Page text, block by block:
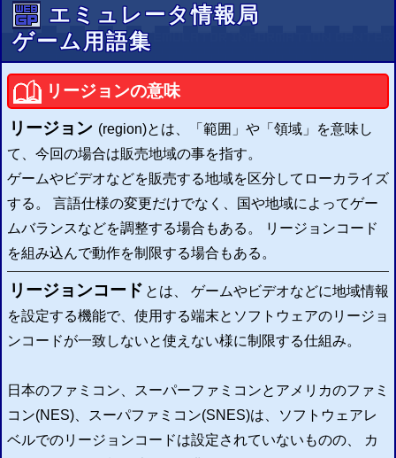
セーブエディター.comを公開 セーブデータ改造ツールや掲示板など
2015/12/23
ゲームセンターCX スーパーマリオメーカーに生挑戦SP
で紹介されたコースID特集
2015/09/11
PS3
GTA5グランド・セフト・オートV
PS3
2015/08/23
セーブエディターを更新 チェックサム修正設定を追加
以下のタイトルなどの修正設定が可能
バイオハザード5 」 「
2015/06/06
PS3
セーブアカウントID書換システムを開発 ユーザー変更可
2015/05/23
PS3セーブエディター を開発 セーブデータ改造ウェブシステム
2015/03/19
Flashマルチエミュレーターを配信開始 (FC SFC GB GBA SEGA)
2015/03/19
2015/03/12
改造ハックROMのIPSパッチ配信・適用サイトを更新
2015/03/07
2015/03/03
ウェブFCエミュレーター (β)のメール送信でのROM読込
の不具合を修正
エミュレータ情報局
ゲーム用語集
リージョンの意味
リージョン (region)とは、「範囲」や「領域」を意味し
て、今回の場合は販売地域の事を指す。
ゲームやビデオなどを販売する地域を区分してローカライズ
する。 言語仕様の変更だけでなく、国や地域によってゲー
ムバランスなどを調整する場合もある。 リージョンコード
を組み込んで動作を制限する場合もある。
リージョンコード とは、 ゲームやビデオなどに地域情報
を設定する機能で、使用する端末とソフトウェアのリージョ
ンコードが一致しないと使えない様に制限する仕組み。
日本のファミコン、スーパーファミコンとアメリカのファミ
コン(NES)、スーパファミコン(SNES)は、ソフトウェアレ
ベルでのリージョンコードは設定されていないものの、 カ